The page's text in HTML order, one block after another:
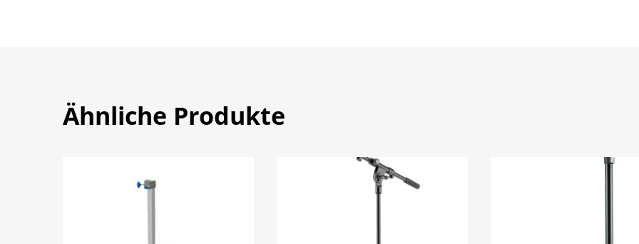
Ähnliche Produkte